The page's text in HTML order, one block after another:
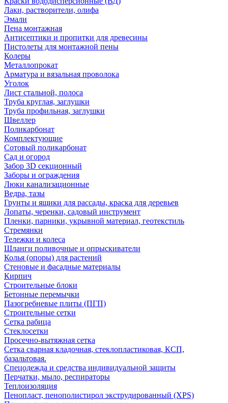
Лаки, растворители, олифа
Эмали
Пена монтажная
Антисептики и пропитки для древесины
Пистолеты для монтажной пены
Колеры
Металлопрокат
Арматура и вязальная проволока
Уголок
Лист стальной, полоса
Труба круглая, заглушки
Труба профильная, заглушки
Швеллер
Поликарбонат
Комплектующие
Сотовый поликарбонат
Сад и огород
Забор 3D секционный
Заборы и ограждения
Люки канализационные
Ведра, тазы
Грунты и ящики для рассады, краска для деревьев
Лопаты, черенки, садовый инструмент
Пленки, парники, укрывной материал, геотекстиль
Стремянки
Тележки и колеса
Шланги поливочные и опрыскиватели
Колья (опоры) для растений
Стеновые и фасадные материалы
Кирпич
Строительные блоки
Бетонные перемычки
Пазогребневые плиты (ПГП)
Строительные сетки
Сетка рабица
Стеклосетки
Просечно-вытяжная сетка
Сетка сварная кладочная, стеклопластиковая, КСП,
базальтовая.
Спецодежда и средства индивидуальной защиты
Перчатки, мыло, респираторы
Теплоизоляция
Пенопласт, пенополистирол экструдированный (XPS)